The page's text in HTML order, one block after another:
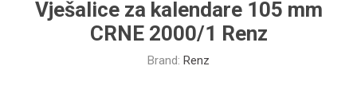
Vješalice za kalendare 105 mm
CRNE 2000/1 Renz
Brand: Renz